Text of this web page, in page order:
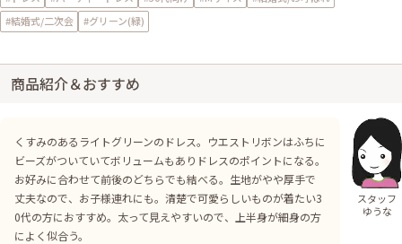
#結婚式/二次会
#グリーン(緑)
商品紹介＆おすすめ
くすみのあるライトグリーンのドレス。ウエストリボンはふちに
ビーズがついていてボリュームもありドレスのポイントになる。
お好みに合わせて前後のどちらでも結べる。生地がやや厚手で
丈夫なので、お子様連れにも。清楚で可愛らしいものが着たい3
0代の方におすすめ。太って見えやすいので、上半身が細身の方
によく似合う。
スタッフ
ゆうな